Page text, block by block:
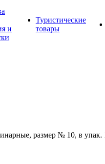
и
Туристические
товары
размер № 10, в упак.